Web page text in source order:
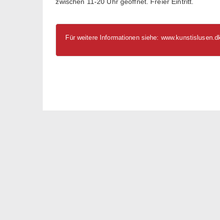
Für weitere Informationen siehe: